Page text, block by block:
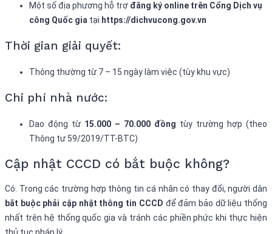
Một số địa phương hỗ trợ đăng ký online trên Cổng Dịch vụ
công Quốc gia tại https://dichvucong.gov.vn
Thời gian giải quyết:
Thông thường từ 7 – 15 ngày làm việc (tùy khu vực)
Chi phí nhà nước:
Dao động từ 15.000 – 70.000 đồng tùy trường hợp (theo
Thông tư 59/2019/TT-BTC)
Cập nhật CCCD có bắt buộc không?
Có. Trong các trường hợp thông tin cá nhân có thay đổi, người dân
bắt buộc phải cập nhật thông tin CCCD để đảm bảo dữ liệu thống
nhất trên hệ thống quốc gia và tránh các phiền phức khi thực hiện